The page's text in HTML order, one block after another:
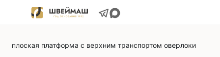
плоская платформа с верхним транспортом оверлоки